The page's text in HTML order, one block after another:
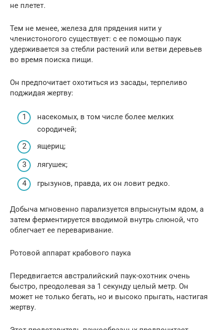
не плетет.
Тем не менее, железа для прядения нити у
членистоногого существует: с ее помощью паук
удерживается за стебли растений или ветви деревьев
во время поиска пищи.
Он предпочитает охотиться из засады, терпеливо
поджидая жертву:
насекомых, в том числе более мелких
сородичей;
ящериц;
лягушек;
грызунов, правда, их он ловит редко.
Добыча мгновенно парализуется впрыснутым ядом, а
затем ферментируется вводимой внутрь слюной, что
облегчает ее переваривание.
Ротовой аппарат крабового паука
Передвигается австралийский паук-охотник очень
быстро, преодолевая за 1 секунду целый метр. Он
может не только бегать, но и высоко прыгать, настигая
жертву.